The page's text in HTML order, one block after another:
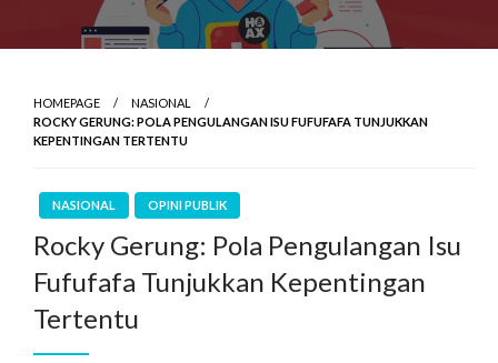
HOMEPAGE
NASIONAL
ROCKY GERUNG: POLA PENGULANGAN ISU FUFUFAFA TUNJUKKAN
KEPENTINGAN TERTENTU
NASIONAL OPINI PUBLIK
Rocky Gerung: Pola Pengulangan Isu
Fufufafa Tunjukkan Kepentingan
Tertentu